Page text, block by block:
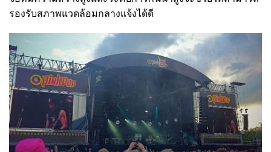
รองรับสภาพแวดล้อมกลางแจ้งได้ดี